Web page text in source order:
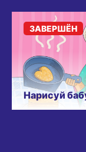
Нарисуй
ЗАВЕРШЁН